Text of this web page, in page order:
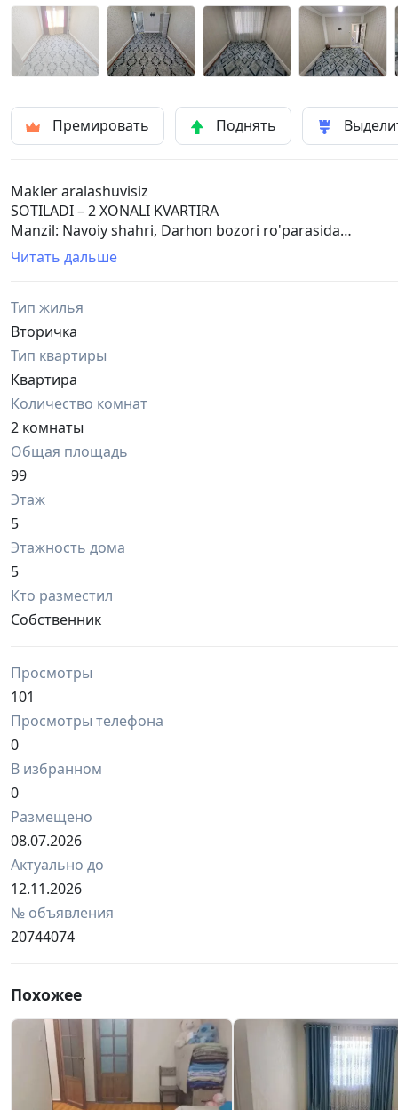
Премировать Поднять
Makler aralashuvisiz
SOTILADI – 2 XONALI KVARTIRA
Manzil: Navoiy shahri, Darhon bozori ro'parasida
Asosiy ma'lumotlar:
Xonalar soni: 2 ta
Holati: O'rtacha ta'mirlangan
Isitish tizimi: Markaziy
Qulay joylashuv:
Darhon bozori
Yangi bozor
8-sonli maktab
Bog'cha
24/7 Eshmurod Denta klinikasi
Kundalik hayot uchun barcha zarur infratuzilmalar yaqin
Narxi: 440 000 000 so'm
Ipoteka qilish mumkun.
Читать дальше
Тип жилья
Вторичка
Тип квартиры
Квартира
Количество комнат
2 комнаты
Общая площадь
99
Этаж
5
Этажность дома
5
Кто разместил
Собственник
Просмотры
101
Просмотры телефона
0
В избранном
0
Размещено
08.07.2026
Актуально до
12.11.2026
№ объявления
20744074
Похожее